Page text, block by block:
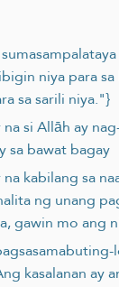
niya para
sa sarili niya."}
si Allāh ay
sa bawat bagay
kabilang sa
ng unang
gawin mo ang
kasalanan ay